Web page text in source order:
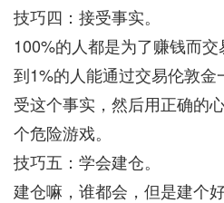
技巧四：接受事实。
100%的人都是为了赚钱而
到1%的人能通过交易伦敦
受这个事实，然后用正确的
个危险游戏。
技巧五：学会建仓。
建仓嘛，谁都会，但是建个